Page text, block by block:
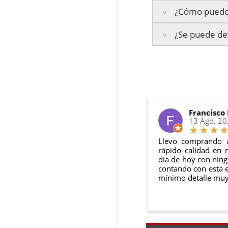
Islas Baleares:El
Los plazos
La garantía varía
3 años de
2 años de
Todas nuestras
¿Cómo
Te enviaremos un
en todo momento.
¿Se puede
El producto
Debe
13 Ago,
Llevo
rápido calidad en
día de hoy con
contando con esta
mínimo detalle